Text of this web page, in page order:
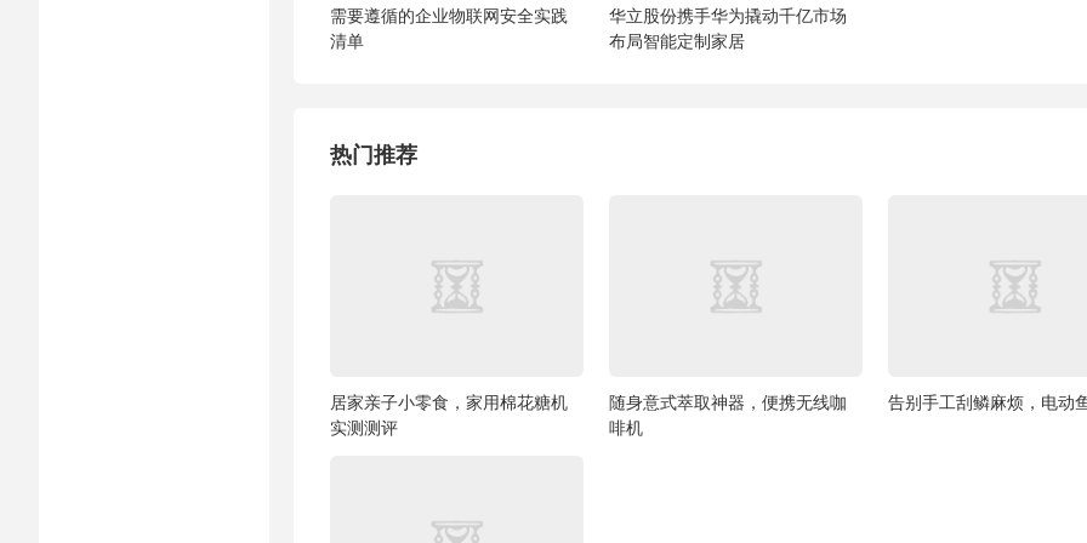
需要遵循的企业物联网安全实践
清单
华立股份携手华为撬动千亿市场
布局智能定制家居
热门推荐
居家亲子小零食，家用棉花糖机
实测测评
随身意式萃取神器，便携无线咖
啡机
告别手工刮鳞麻烦，电动